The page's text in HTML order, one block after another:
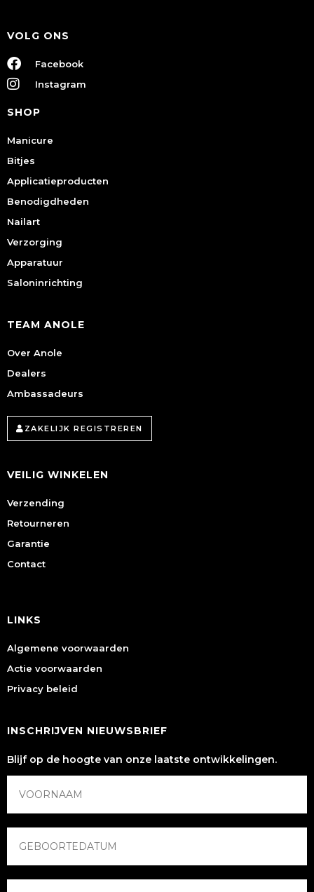
VOLG ONS
Facebook
Instagram
SHOP
Manicure
Bitjes
Applicatieproducten
Benodigdheden
Nailart
Verzorging
Apparatuur
Saloninrichting
TEAM ANOLE
Over Anole
Dealers
Ambassadeurs
ZAKELIJK REGISTREREN
VEILIG WINKELEN
Verzending
Retourneren
Garantie
Contact
LINKS
Algemene voorwaarden
Actie voorwaarden
Privacy beleid
INSCHRIJVEN NIEUWSBRIEF
Blijf op de hoogte van onze laatste ontwikkelingen.